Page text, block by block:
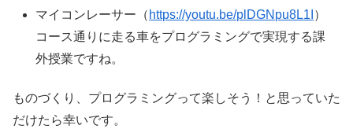
マイコンレーサー（ https://youtu.be/plDGNpu8L1I ）
コース通りに走る車をプログラミングで実現する課
外授業ですね。
ものづくり、プログラミングって楽しそう！と思っていた
だけたら幸いです。